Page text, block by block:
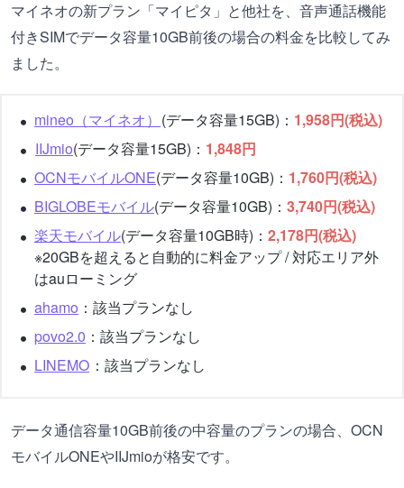
マイネオの新プラン「マイピタ」と他社を、音声通話機能
付きSIMでデータ容量10GB前後の場合の料金を比較してみ
ました。
mineo（マイネオ） (データ容量15GB)： 1,958円(税込)
IIJmio(データ容量15GB)： 1,848円
OCNモバイルONE(データ容量10GB)： 1,760円(税込)
BIGLOBEモバイル(データ容量10GB)： 3,740円(税込)
楽天モバイル(データ容量10GB時)： 2,178円(税込)
※20GBを超えると自動的に料金アップ / 対応エリア外
はauローミング
ahamo ：該当プランなし
povo2.0 ：該当プランなし
LINEMO ：該当プランなし
データ通信容量10GB前後の中容量のプランの場合、OCN
モバイルONEやIIJmioが格安です。